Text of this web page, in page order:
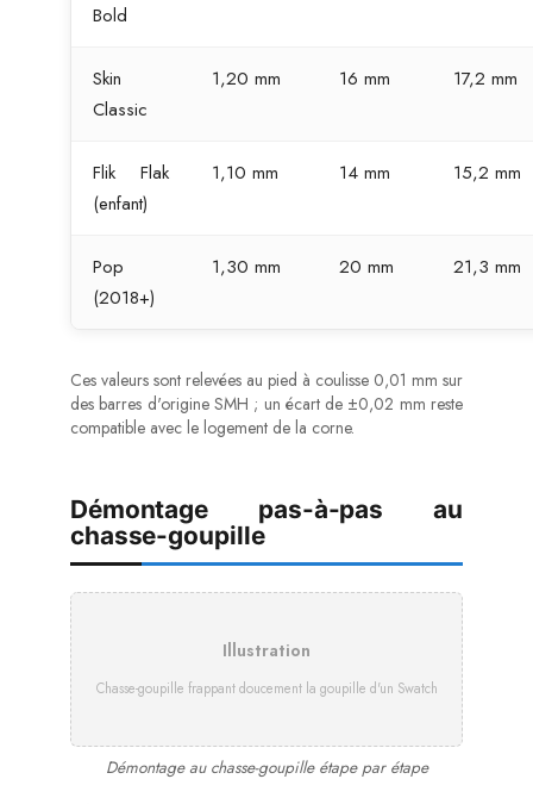
Bold
Skin
Classic
1,20 mm 16 mm 17,2 mm
Flik Flak
(enfant)
1,10 mm 14 mm 15,2 mm
Pop
(2018+)
1,30 mm 20 mm 21,3 mm
Ces valeurs sont relevées au pied à coulisse 0,01 mm sur
des barres d'origine SMH ; un écart de ±0,02 mm reste
compatible avec le logement de la corne.
Démontage pas-à-pas au
chasse-goupille
Illustration
Chasse-goupille frappant doucement la goupille d'un Swatch
Démontage au chasse-goupille étape par étape